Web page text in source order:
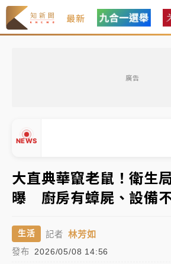
最新
廣告
NEWS
中信慈善基金會想增加董事人數！辜
駁 理由曝光
故宮《龍藏經》特展第2檔！今線
周六起展出延長至晚上7時
台東農業處長涉圖利渡假村！東檢
父親節泡湯了！中颱白海豚雨彈轟
雨熱區曝
大直典華竄老鼠！衛生
曝 廚房有蟑屍、設備
生活 記者 林芳如
發布 2026/05/08 14:56